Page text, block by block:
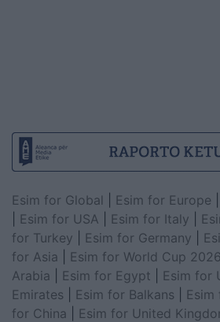
Esim for Global Esim for Europe
Esim for USA Esim for Italy
for Turkey
Esim for Germany
for Asia
Esim for World Cup 2026
Arabia
Esim for Egypt
Esim for
Emirates
Esim for Balkans
for China
Esim for United